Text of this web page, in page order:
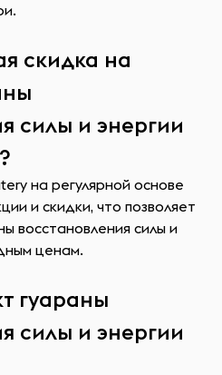
скидка на
силы и энергии
на регулярной основе
и скидки, что позволяет
восстановления силы и
ценам.
гуараны
силы и энергии